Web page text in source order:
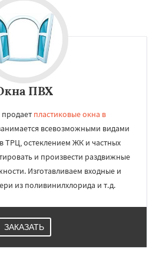
ПВХ
пластиковые окна в
всевозможными видами
ТРЦ, остеклением ЖК и частных
и произвести раздвижные
Изготавливаем входные и
из поливинилхлорида и т.д.
ЗАКАЗАТЬ